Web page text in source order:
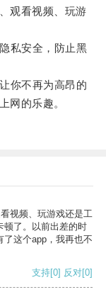
观看视频、玩游
私安全，防止黑
你不再为高昂的
网的乐趣。
视频、玩游戏还是工
顿了。以前出差的时
这个app，我再也不
支持[0] 反对[0]